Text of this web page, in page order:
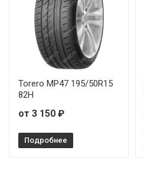
Torero MP47 195/50R15
82H
от 3 150 ₽
Подробнее